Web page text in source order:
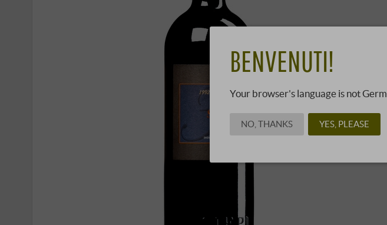
BENVENUTI!
Your browser's language is not
NO, THANKS YES, PLEASE